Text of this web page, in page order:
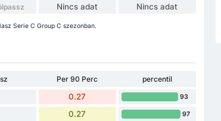
Nincs adat Nincs adat
Serie C Group C szezonban.
Per 90 Perc
percentil
0.27 93
0.27 97